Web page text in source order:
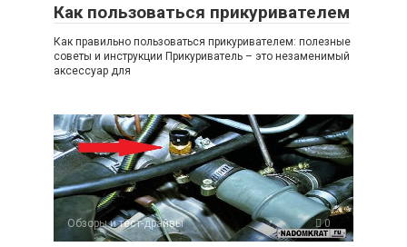
Как пользоваться прикуривателем
Как правильно пользоваться прикуривателем: полезные
советы и инструкции Прикуриватель – это незаменимый
аксессуар для
Обзоры и тест-драйвы 0